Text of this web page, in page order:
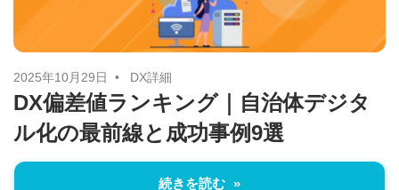
2025年10月29日 DX詳細
DX偏差値ランキング｜自治体デジタ
ル化の最前線と成功事例9選
続きを読む